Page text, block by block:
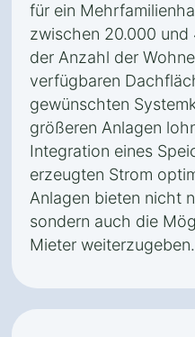
für ein
zwischen 20.000
der Anzahl der
verfügbaren
gewünschten
größeren Anlagen
Integration eines
erzeugten Strom
Anlagen bieten nicht
sondern auch die
Mieter weiterzugeben.